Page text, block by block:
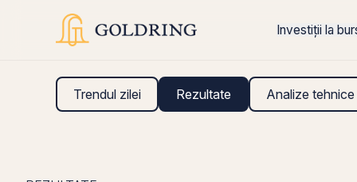
Investiții la
Trendul zilei Rezultate Analize tehnice